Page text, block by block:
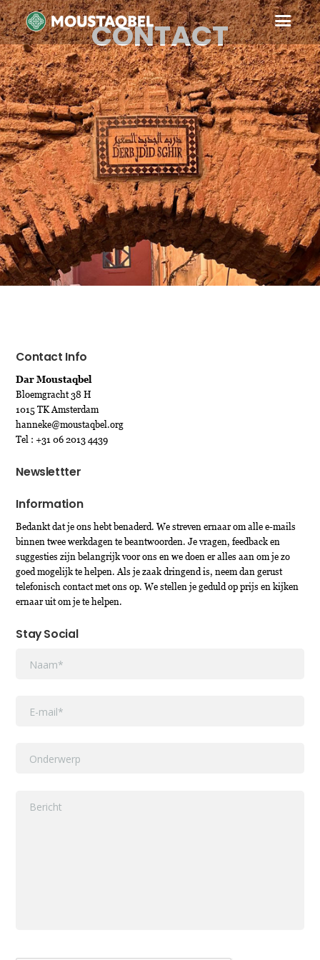
CONTACT
Contact Info
Dar Moustaqbel
Bloemgracht 38 H
1015 TK Amsterdam
hanneke@moustaqbel.org
Tel : +31 06 2013 4439
Newslettter
Information
Bedankt dat je ons hebt benaderd. We streven ernaar om alle e-mails
binnen twee werkdagen te beantwoorden. Je vragen, feedback en
suggesties zijn belangrijk voor ons en we doen er alles aan om je zo
goed mogelijk te helpen. Als je zaak dringend is, neem dan gerust
telefonisch contact met ons op. We stellen je geduld op prijs en kijken
ernaar uit om je te helpen.
Stay Social